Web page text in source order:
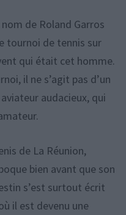
de Roland Garros
tournoi de tennis sur
qui était cet homme.
il ne s’agit pas d’un
audacieux, qui
de La Réunion,
bien avant que son
s’est surtout écrit
il est devenu une